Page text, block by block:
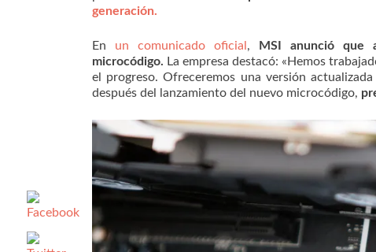
generación.
En un comunicado oficial ,
MSI anunció que
microcódigo. La empresa destacó: «Hemos
el progreso. Ofreceremos una versión
después del lanzamiento del nuevo microcódigo,